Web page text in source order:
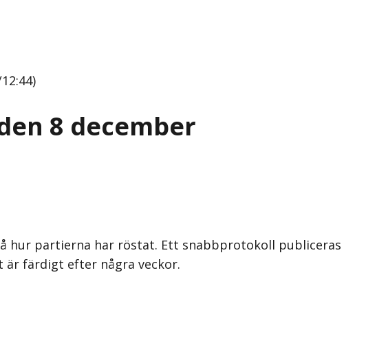
8 december
hur partierna har röstat. Ett snabbprotokoll publiceras
färdigt efter några veckor.